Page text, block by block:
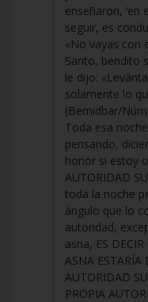
enseñaron,
seguir, es
«No vayas con
Santo, bendito
le dijo:
solamente lo
(Bemidbar/
Toda esa
pensando,
honor si estoy
AUTORIDAD
toda la noche
ángulo que lo
autoridad,
asna, ES
ASNA ESTARÍA
AUTORIDAD
PROPIA